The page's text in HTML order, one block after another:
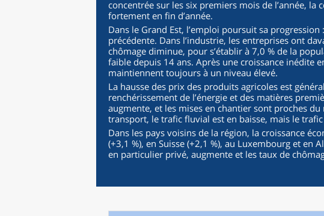
concentrée sur les six premiers mois de l’année,
fortement en fin d’année.
Dans le Grand Est, l’emploi poursuit sa progression
précédente. Dans l’industrie, les entreprises ont
chômage diminue, pour s’établir à 7,0 % de la
faible depuis 14 ans. Après une croissance inédite
maintiennent toujours à un niveau élevé.
La hausse des prix des produits agricoles est
renchérissement de l’énergie et des matières
augmente, et les mises en chantier sont proches
transport, le trafic fluvial est en baisse, mais le
Dans les pays voisins de la région, la croissance
(+3,1 %), en Suisse (+2,1 %), au Luxembourg et en
en particulier privé, augmente et les taux de